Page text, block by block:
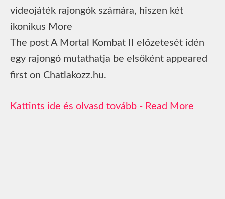
videojáték rajongók számára, hiszen két
ikonikus More
The post A Mortal Kombat II előzetesét idén
egy rajongó mutathatja be elsőként appeared
first on Chatlakozz.hu.
Read More